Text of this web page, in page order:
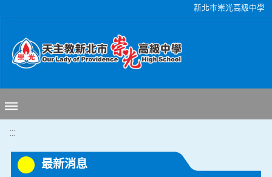
新北市崇光高級中學
:::
最新消息